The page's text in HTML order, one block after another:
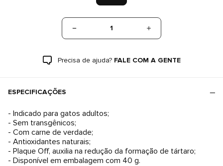
1
Precisa de ajuda? FALE COM A GENTE
ESPECIFICAÇÕES
- Indicado para gatos adultos;
- Sem transgênicos;
- Com carne de verdade;
- Antioxidantes naturais;
- Plaque Off, auxilia na redução da formação de tártaro;
- Disponível em embalagem com 40 g.